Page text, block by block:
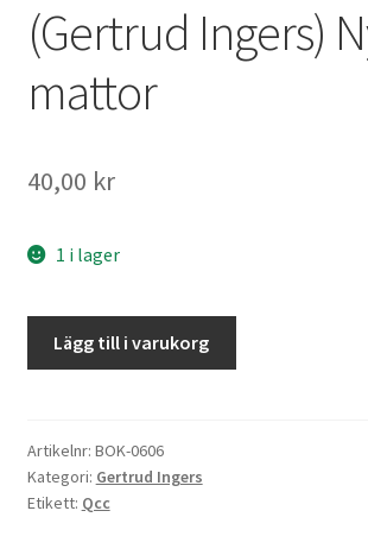
(Gertrud Ingers)
mattor
40,00 kr
1 i lager
mattor
Lägg till i varukorg
Artikelnr: BOK-0606
Kategori: Gertrud Ingers
Etikett: Qcc